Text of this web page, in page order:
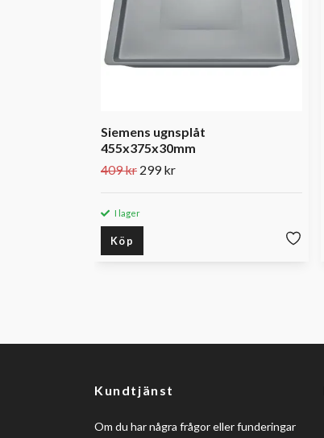
Siemens ugnsplåt
455x375x30mm
409 kr 299 kr
I lager
Köp
Kundtjänst
Om du har några frågor eller funderingar